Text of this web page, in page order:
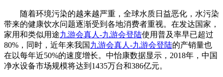
随着环境污染的越来越严重，全球水质日益恶化，水污染
带来的健康饮水问题逐渐受到各地消费者重视。在发达国家，
家用和类似用途九游会真人-九游会登陆使用普及率早已超过
80%，同时，近年来我国九游会真人-九游会登陆的产销量也
在以每年近50%的速度增长。中怡康数据显示，2018年，中国
净水设备市场规模将达到1435万台和386亿元。